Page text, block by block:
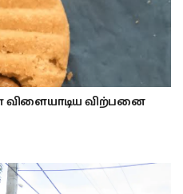
விளையாடிய விற்பனை